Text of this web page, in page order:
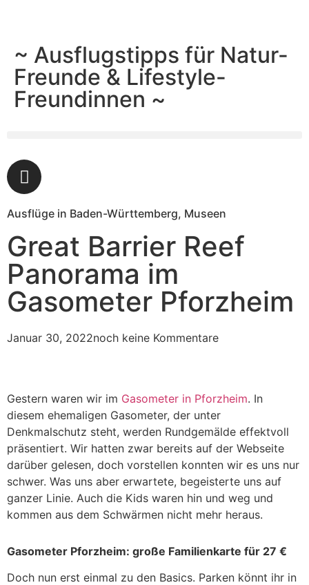
~ Ausflugstipps für Natur-
Freunde & Lifestyle-
Freundinnen ~
Ausflüge in Baden-Württemberg, Museen
Great Barrier Reef
Panorama im
Gasometer Pforzheim
Januar 30, 2022noch keine Kommentare
Gestern waren wir im Gasometer in Pforzheim. In
diesem ehemaligen Gasometer, der unter
Denkmalschutz steht, werden Rundgemälde effektvoll
präsentiert. Wir hatten zwar bereits auf der Webseite
darüber gelesen, doch vorstellen konnten wir es uns nur
schwer. Was uns aber erwartete, begeisterte uns auf
ganzer Linie. Auch die Kids waren hin und weg und
kommen aus dem Schwärmen nicht mehr heraus.
Gasometer Pforzheim: große Familienkarte für 27 €
Doch nun erst einmal zu den Basics. Parken könnt ihr in